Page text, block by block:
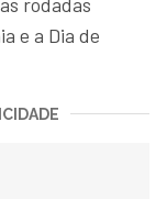
e a Dia de